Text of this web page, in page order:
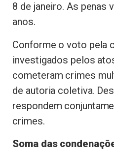
8 de janeiro. As penas
anos.
Conforme o voto pela
investigados pelos
cometeram crimes
de autoria coletiva.
respondem
crimes.
Soma das